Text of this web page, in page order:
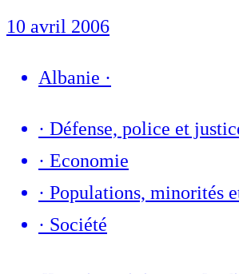
10 avril 2006
Albanie ·
· Défense, police et
· Economie
· Populations, minorités
· Société